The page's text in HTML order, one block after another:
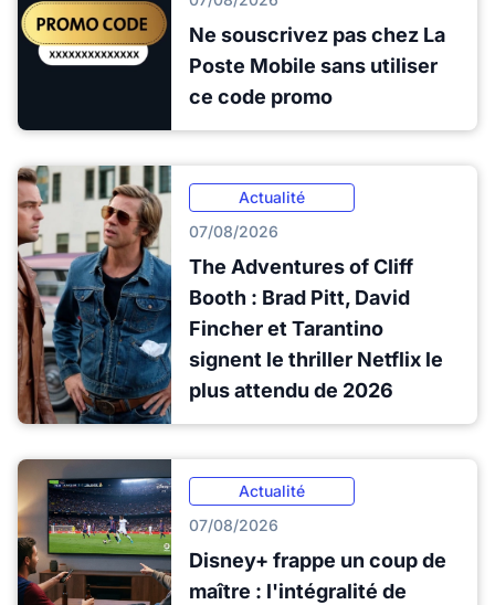
Ne souscrivez pas chez La
Poste Mobile sans utiliser
ce code promo
Actualité
07/08/2026
The Adventures of Cliff
Booth : Brad Pitt, David
Fincher et Tarantino
signent le thriller Netflix le
plus attendu de 2026
Actualité
07/08/2026
Disney+ frappe un coup de
maître : l'intégralité de